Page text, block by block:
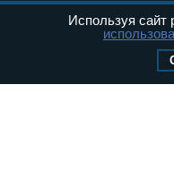
связи, информационных
массовых коммуникаций
Свидетельство о
Используя сайт